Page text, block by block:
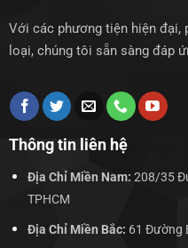
Với các phương tiện hiện đại,
loại, chúng tôi sẵn sàng đáp
Thông tin liên hệ
Địa Chỉ Miền Nam: 208/35
TPHCM
Địa Chỉ Miền Bắc: 61 Đường